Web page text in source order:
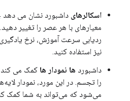
اسکالرهای داشبورد نشان می
معیارهای با هر عصر را تغییر
ردیابی سرعت آموزش، نرخ یادگیری
نیز استفاده کنید.
داشبورد ها نمودار ها کمک می کند
می‌شود که می‌تواند به شما کمک